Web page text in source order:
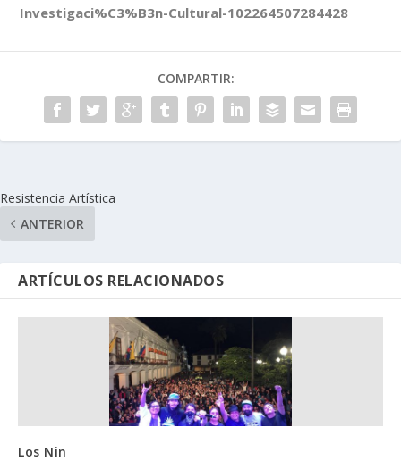
Investigaci%C3%B3n-Cultural-102264507284428
COMPARTIR:
Resistencia Artística
ANTERIOR
ARTÍCULOS RELACIONADOS
Los Nin